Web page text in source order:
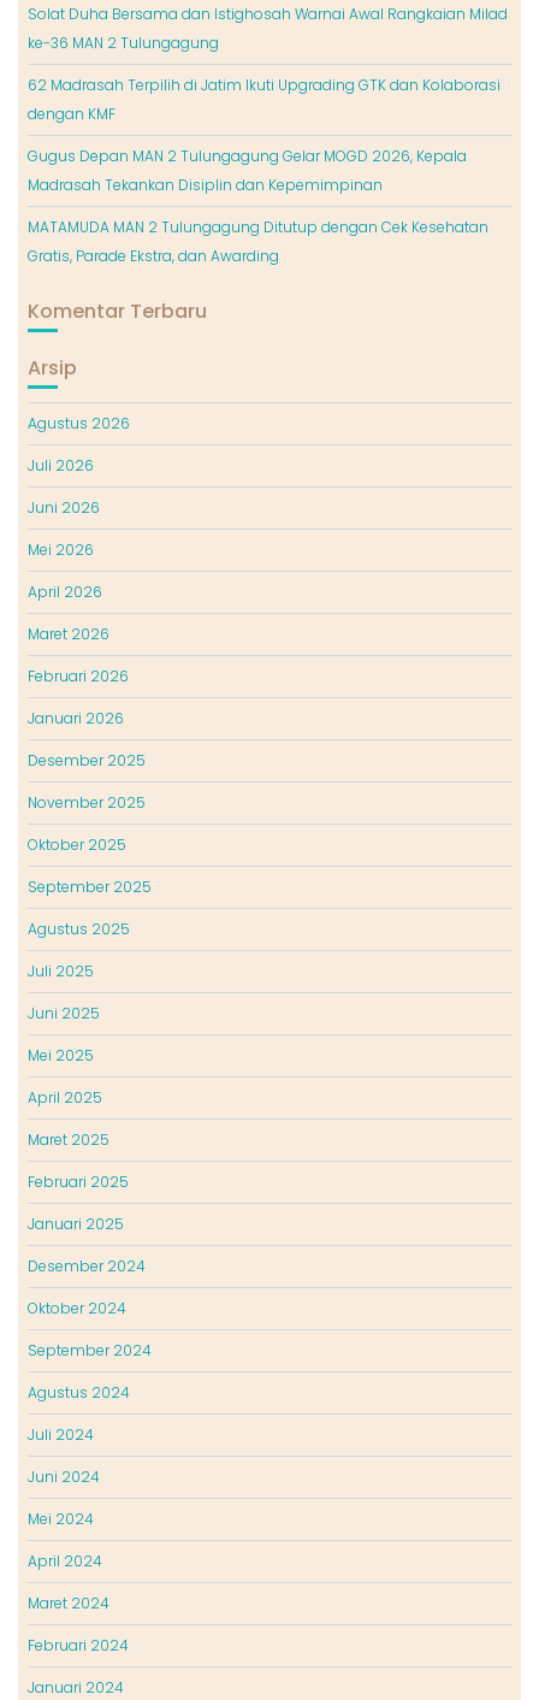
Solat Duha Bersama dan Istighosah Warnai Awal Rangkaian Milad
ke-36 MAN 2 Tulungagung
62 Madrasah Terpilih di Jatim Ikuti Upgrading GTK dan Kolaborasi
dengan KMF
Gugus Depan MAN 2 Tulungagung Gelar MOGD 2026, Kepala
Madrasah Tekankan Disiplin dan Kepemimpinan
MATAMUDA MAN 2 Tulungagung Ditutup dengan Cek Kesehatan
Gratis, Parade Ekstra, dan Awarding
Komentar Terbaru
Arsip
Agustus 2026
Juli 2026
Juni 2026
Mei 2026
April 2026
Maret 2026
Februari 2026
Januari 2026
Desember 2025
November 2025
Oktober 2025
September 2025
Agustus 2025
Juli 2025
Juni 2025
Mei 2025
April 2025
Maret 2025
Februari 2025
Januari 2025
Desember 2024
Oktober 2024
September 2024
Agustus 2024
Juli 2024
Juni 2024
Mei 2024
April 2024
Maret 2024
Februari 2024
Januari 2024